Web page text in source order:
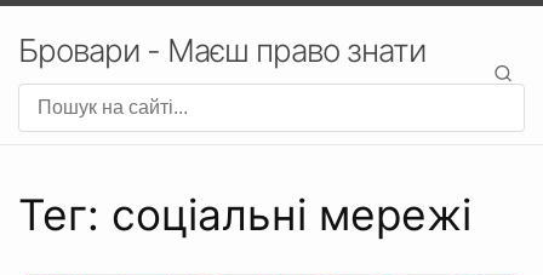
Бровари - Маєш право знати
Тег: соціальні мережі